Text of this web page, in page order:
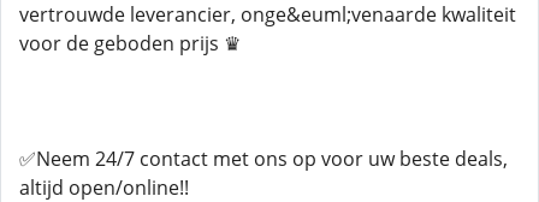
vertrouwde leverancier, onge&euml;venaarde kwaliteit
voor de geboden prijs ♛
✅Neem 24/7 contact met ons op voor uw beste deals,
altijd open/online!!